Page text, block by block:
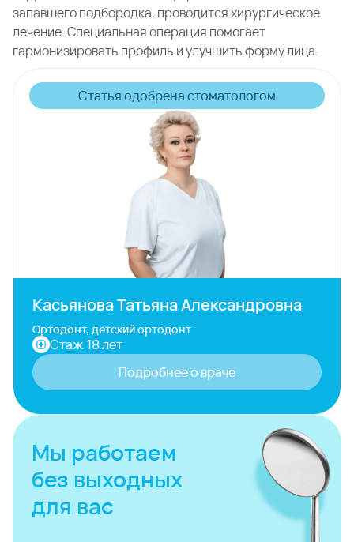
запавшего подбородка, проводится хирургическое
лечение. Специальная операция помогает
гармонизировать профиль и улучшить форму лица.
Статья одобрена стоматологом
Касьянова Татьяна Александровна
Ортодонт, детский ортодонт
Стаж 18 лет
Подробнее о враче
Мы работаем
без выходных
для вас